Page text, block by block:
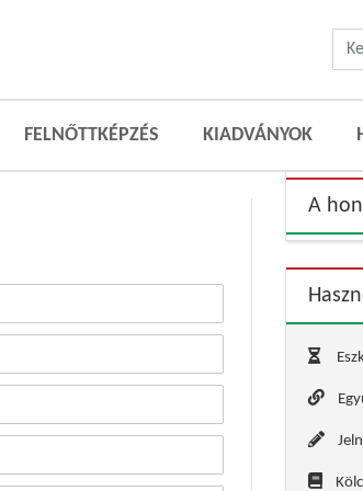
FELNŐTTKÉPZÉS KIADVÁNYOK
A